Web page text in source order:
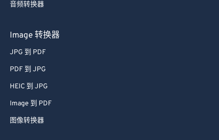
音频转换器
Image 转换器
JPG 到 PDF
PDF 到 JPG
HEIC 到 JPG
Image 到 PDF
图像转换器